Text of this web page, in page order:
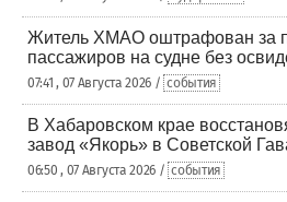
Житель ХМАО оштрафован за
пассажиров на судне без
07:41 , 07 Августа 2026 / события
В Хабаровском крае
завод «Якорь» в Советской
06:50 , 07 Августа 2026 / события